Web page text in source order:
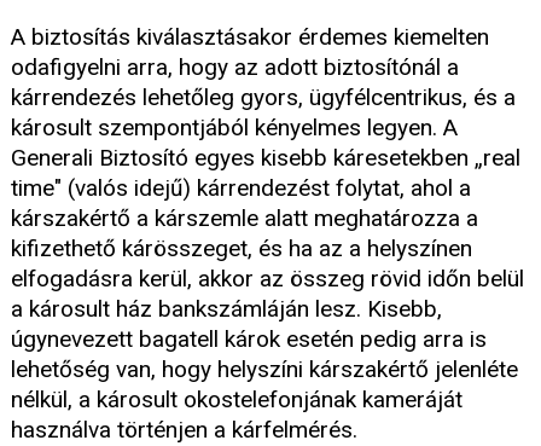
A biztosítás kiválasztásakor érdemes kiemelten
odafigyelni arra, hogy az adott biztosítónál a
kárrendezés lehetőleg gyors, ügyfélcentrikus, és a
károsult szempontjából kényelmes legyen. A
Generali Biztosító egyes kisebb káresetekben „real
time" (valós idejű) kárrendezést folytat, ahol a
kárszakértő a kárszemle alatt meghatározza a
kifizethető kárösszeget, és ha az a helyszínen
elfogadásra kerül, akkor az összeg rövid időn belül
a károsult ház bankszámláján lesz. Kisebb,
úgynevezett bagatell károk esetén pedig arra is
lehetőség van, hogy helyszíni kárszakértő jelenléte
nélkül, a károsult okostelefonjának kameráját
használva történjen a kárfelmérés.